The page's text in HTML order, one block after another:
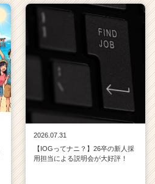
2026.07.31
【IOGってナニ？】26卒の新人採
用担当による説明会が大好評！